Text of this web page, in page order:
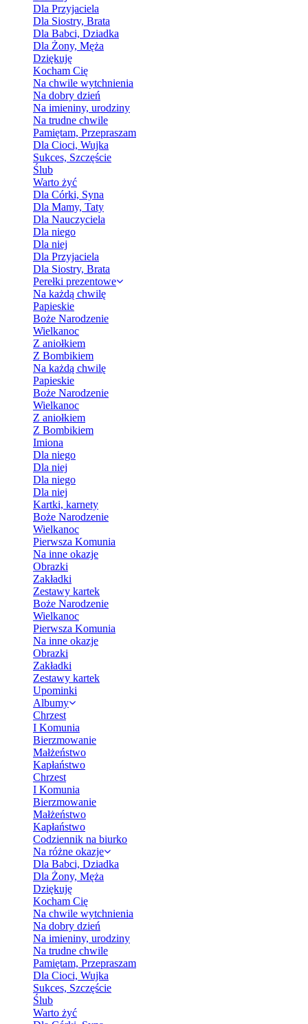
Dla Przyjaciela
Dla Siostry, Brata
Dla Babci, Dziadka
Dla Żony, Męża
Dziękuję
Kocham Cię
Na chwile wytchnienia
Na dobry dzień
Na imieniny, urodziny
Na trudne chwile
Pamiętam, Przepraszam
Dla Cioci, Wujka
Sukces, Szczęście
Ślub
Warto żyć
Dla Córki, Syna
Dla Mamy, Taty
Dla Nauczyciela
Dla niego
Dla niej
Dla Przyjaciela
Dla Siostry, Brata
Perełki prezentowe
Na każdą chwilę
Papieskie
Boże Narodzenie
Wielkanoc
Z aniołkiem
Z Bombikiem
Na każdą chwilę
Papieskie
Boże Narodzenie
Wielkanoc
Z aniołkiem
Z Bombikiem
Imiona
Dla niego
Dla niej
Dla niego
Dla niej
Kartki, karnety
Boże Narodzenie
Wielkanoc
Pierwsza Komunia
Na inne okazje
Obrazki
Zakładki
Zestawy kartek
Boże Narodzenie
Wielkanoc
Pierwsza Komunia
Na inne okazje
Obrazki
Zakładki
Zestawy kartek
Upominki
Albumy
Chrzest
I Komunia
Bierzmowanie
Małżeństwo
Kapłaństwo
Chrzest
I Komunia
Bierzmowanie
Małżeństwo
Kapłaństwo
Codziennik na biurko
Na różne okazje
Dla Babci, Dziadka
Dla Żony, Męża
Dziękuję
Kocham Cię
Na chwile wytchnienia
Na dobry dzień
Na imieniny, urodziny
Na trudne chwile
Pamiętam, Przepraszam
Dla Cioci, Wujka
Sukces, Szczęście
Ślub
Warto żyć